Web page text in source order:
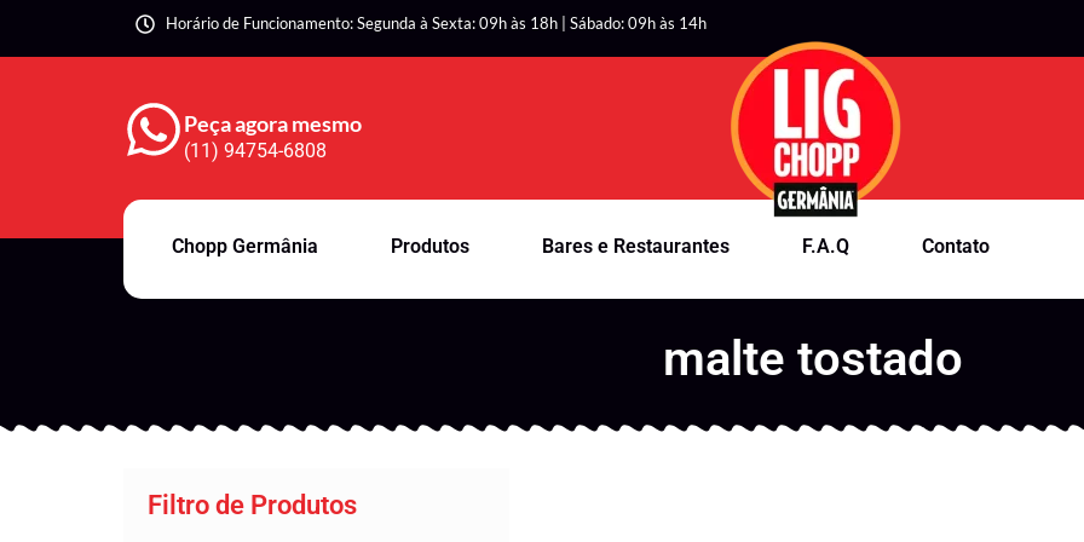
Horário de Funcionamento: Segunda à Sexta: 09h às 18h | Sábado: 09h às 14h
Peça agora mesmo
(11) 94754-6808
Chopp Germânia Produtos Bares e Restaurantes F.A.Q Contato
malte tostado
Filtro de Produtos